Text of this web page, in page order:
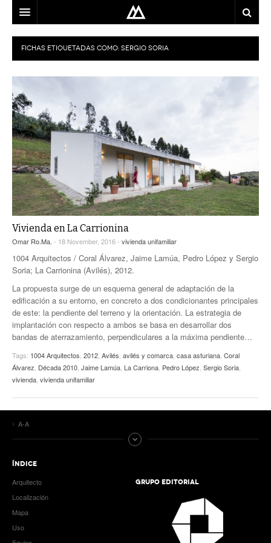
ARQUITECTO
LOCALIZACIÓN
USO
EQUIPO
BLOG
CONTACTO
FICHAS ETIQUETADAS COMO: SERGIO SORIA
Vivienda en La Carrionina
Omar Ro.Ma. - 18 November, 2016 - vivienda unifamiliar
1004 Arquitectos / Coral Álvarez, Jaime Lamúa, Pedro López y Sergio
Soria; La Carrionina (Avilés), 2012.
La propuesta surge de un esquema general de adaptación de la
edificación a su entorno, en concreto a dos condicionantes principales
de este: la pendiente del terreno y la orientación. La estrategia de
implantación con respecto a ambos se basa en desarrollar dos
bandas de aterrazamiento, perpendiculares a la máxima pendiente…
Tags: 1004 Arquitectos 2012 Avilés avilés y comarca casa asturiana Coral
Álvarez Década 2010 Jaime Lamúa La Carriona Pedro López Sergio Soria
vivienda vivienda unifamiliar
A-A
ÍNDICE
Arquitecto
Localización
Mapa
Uso
GRUPO EDITORIAL